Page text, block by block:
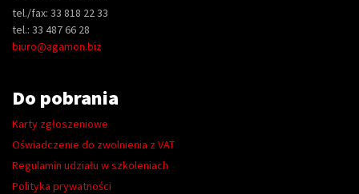
tel./fax: 33 818 22 33
tel.: 33 487 66 28
biuro@agamon.biz
Do pobrania
Karty zgłoszeniowe
Oświadczenie do zwolnienia z VAT
Regulamin udziału w szkoleniach
Polityka prywatności